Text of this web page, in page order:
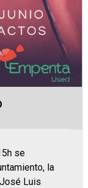
se
la
Luis